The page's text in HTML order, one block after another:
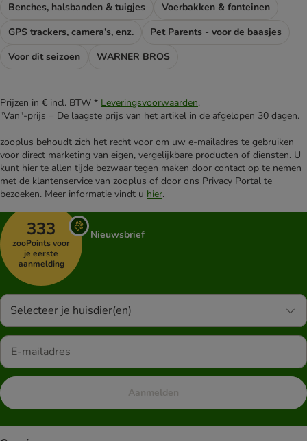
Benches, halsbanden & tuigjes
Voerbakken & fonteinen
GPS trackers, camera’s, enz.
Pet Parents - voor de baasjes
Voor dit seizoen
WARNER BROS
Prijzen in € incl. BTW * Leveringsvoorwaarden.
"Van"-prijs = De laagste prijs van het artikel in de afgelopen 30 dagen.
zooplus behoudt zich het recht voor om uw e-mailadres te gebruiken
voor direct marketing van eigen, vergelijkbare producten of diensten. U
kunt hier te allen tijde bezwaar tegen maken door contact op te nemen
met de klantenservice van zooplus of door ons Privacy Portal te
bezoeken. Meer informatie vindt u hier.
333
zooPoints voor
je eerste
aanmelding
Nieuwsbrief
Selecteer je huisdier(en)
Aanmelden